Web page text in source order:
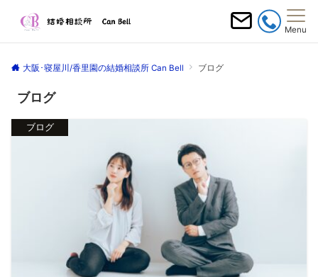
Menu
大阪･寝屋川/香里園の結婚相談所 Can Bell ブログ
ブログ
ブログ